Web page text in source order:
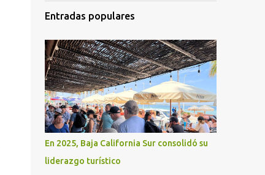
Entradas populares
En 2025, Baja California Sur consolidó su
liderazgo turístico